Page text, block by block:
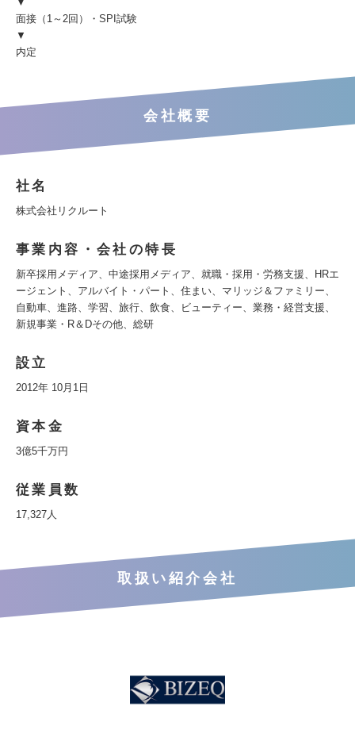
面接（1～2回）・SPI試験
▼
内定
会社概要
社名
株式会社リクルート
事業内容・会社の特長
新卒採用メディア、中途採用メディア、就職・採用・労務支援、HRエ
ージェント、アルバイト・パート、住まい、マリッジ＆ファミリー、
自動車、進路、学習、旅行、飲食、ビューティー、業務・経営支援、
新規事業・R＆Dその他、総研
設立
2012年 10月1日
資本金
3億5千万円
従業員数
17,327人
取扱い紹介会社